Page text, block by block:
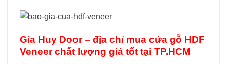
Gia Huy Door – địa chỉ mua cửa gỗ HDF
Veneer chất lượng giá tốt tại TP.HCM